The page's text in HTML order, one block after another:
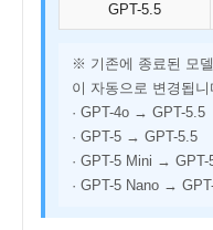
GPT-5.5
※ 기존에 종료된 모
이 자동으로 변경됩니
· GPT-4o → GPT-5.5
· GPT-5 → GPT-5.5
· GPT-5 Mini → GPT-
· GPT-5 Nano →